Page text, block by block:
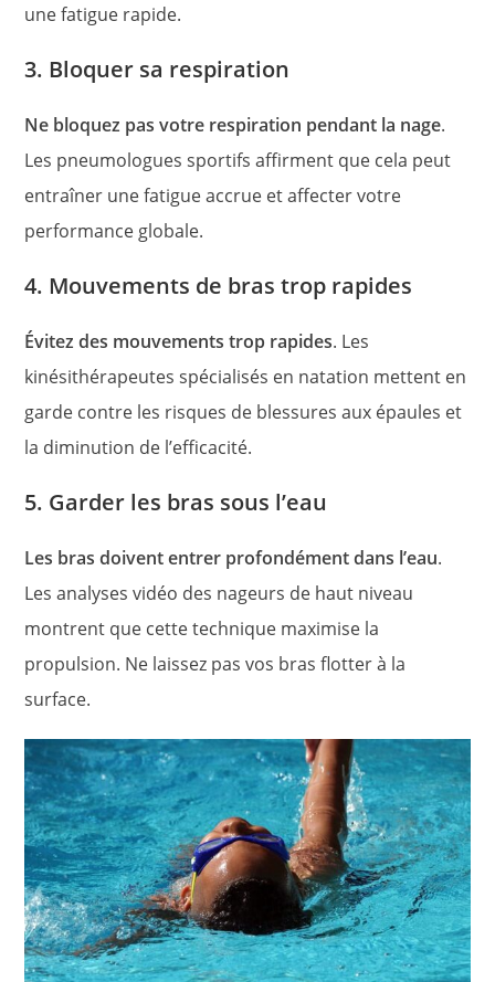
une fatigue rapide.
3. Bloquer sa respiration
Ne bloquez pas votre respiration pendant la nage.
Les pneumologues sportifs affirment que cela peut
entraîner une fatigue accrue et affecter votre
performance globale.
4. Mouvements de bras trop rapides
Évitez des mouvements trop rapides. Les
kinésithérapeutes spécialisés en natation mettent en
garde contre les risques de blessures aux épaules et
la diminution de l’efficacité.
5. Garder les bras sous l’eau
Les bras doivent entrer profondément dans l’eau.
Les analyses vidéo des nageurs de haut niveau
montrent que cette technique maximise la
propulsion. Ne laissez pas vos bras flotter à la
surface.